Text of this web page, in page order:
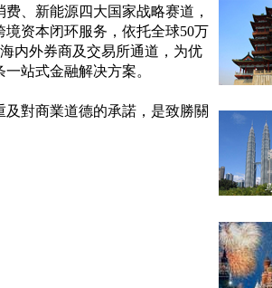
、新能源四大国家战略赛道，
资本闭环服务，依托全球50万
内外券商及交易所通道，为优
站式金融解决方案。
對商業道德的承諾，是致勝關